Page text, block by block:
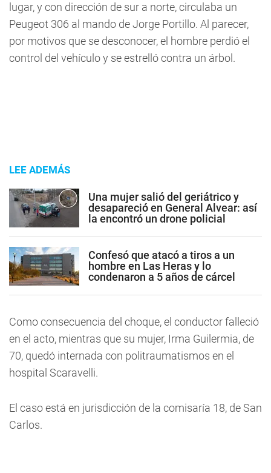
lugar, y con dirección de sur a norte, circulaba un
Peugeot 306 al mando de Jorge Portillo. Al parecer,
por motivos que se desconocer, el hombre perdió el
control del vehículo y se estrelló contra un árbol.
LEE ADEMÁS
Una mujer salió del geriátrico y
desapareció en General Alvear: así
la encontró un drone policial
Confesó que atacó a tiros a un
hombre en Las Heras y lo
condenaron a 5 años de cárcel
Como consecuencia del choque, el conductor falleció
en el acto, mientras que su mujer, Irma Guilermia, de
70, quedó internada con politraumatismos en el
hospital Scaravelli.
El caso está en jurisdicción de la comisaría 18, de San
Carlos.